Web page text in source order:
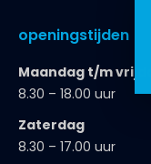
openingstijden
Maandag t/m
8.30 – 18.00 uur
Zaterdag
8.30 – 17.00 uur